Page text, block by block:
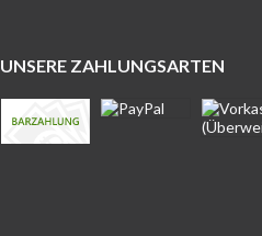
UNSERE ZAHLUNGSARTEN